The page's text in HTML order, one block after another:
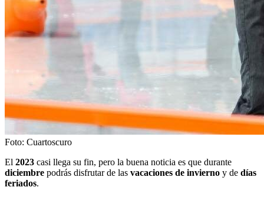
Foto: Cuartoscuro
El 2023 casi llega su fin, pero la buena noticia es que durante
diciembre podrás disfrutar de las vacaciones de invierno y de días
feriados.